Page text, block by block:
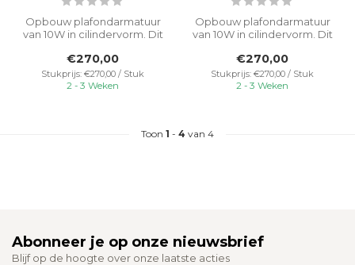
Opbouw plafondarmatuur
van 10W in cilindervorm. Dit
armatuur,...
€270,00
Stukprijs: €270,00 / Stuk
2 - 3 Weken
Opbouw plafondarmatuur
van 10W in cilindervorm. Dit
armatuur,...
€270,00
Stukprijs: €270,00 / Stuk
2 - 3 Weken
Toon 1 - 4 van 4
Abonneer je op onze nieuwsbrief
Blijf op de hoogte over onze laatste acties